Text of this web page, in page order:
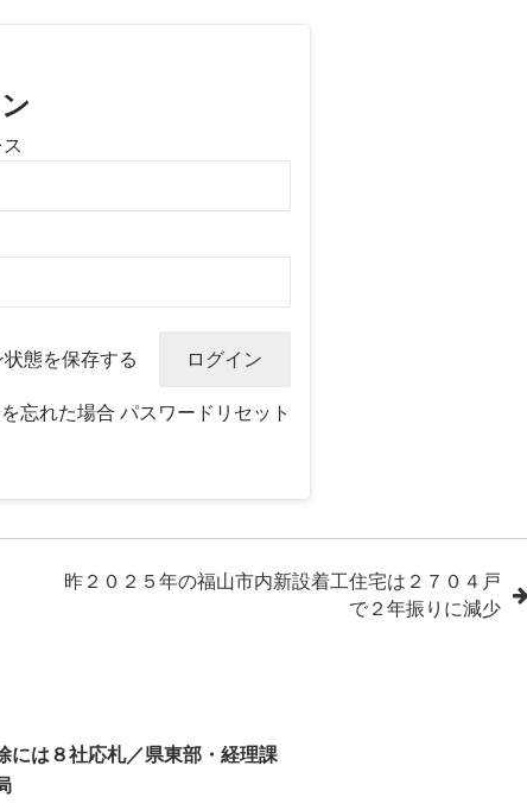
状態を保存する
忘れた場合パスワードリセット
昨２０２５年の福山市内新設着工住宅は２７０４戸
で２年振りに減少
には８社応札／県東部・経理課